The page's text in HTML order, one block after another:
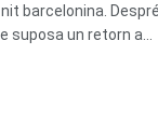
barcelonina.
un retorn a...